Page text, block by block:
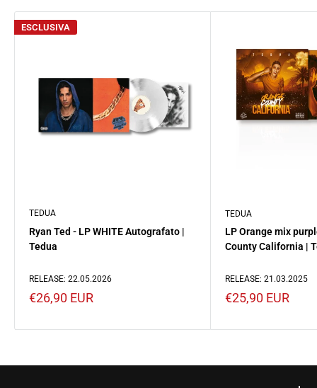
ESCLUSIVA
TEDUA
Ryan Ted - LP WHITE Autografato |
Tedua
RELEASE: 22.05.2026
Prezzo
€26,90 EUR
TEDUA
LP Orange mix
County California |
RELEASE: 21.03.2025
Prezzo
€25,90 EUR